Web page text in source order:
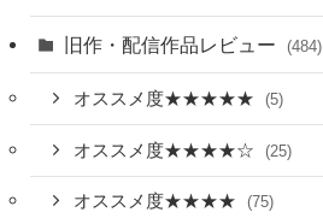
旧作・配信作品レビュー (484)
オススメ度★★★★★ (5)
オススメ度★★★★☆ (25)
オススメ度★★★★ (75)